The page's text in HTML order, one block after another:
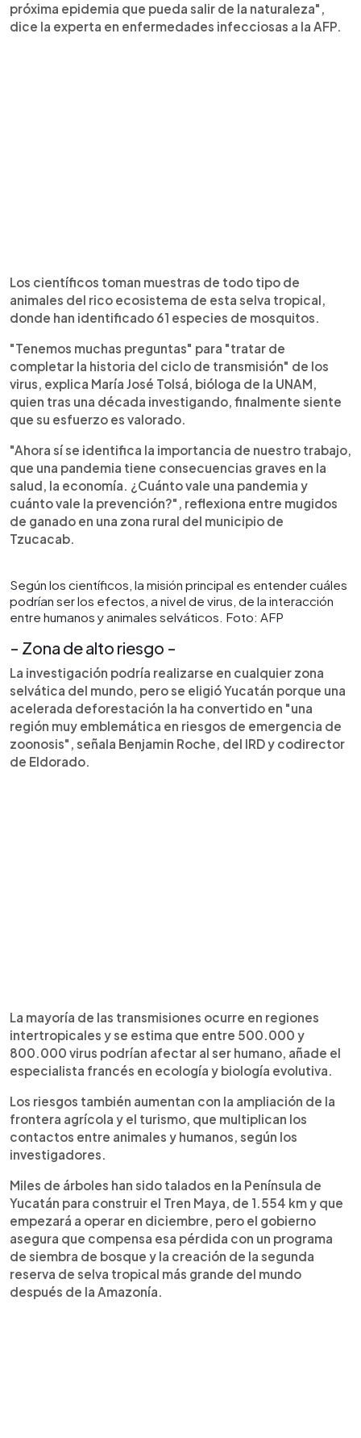
próxima epidemia que pueda salir de la naturaleza",
dice la experta en enfermedades infecciosas a la AFP.
Los científicos toman muestras de todo tipo de
animales del rico ecosistema de esta selva tropical,
donde han identificado 61 especies de mosquitos.
"Tenemos muchas preguntas" para "tratar de
completar la historia del ciclo de transmisión" de los
virus, explica María José Tolsá, bióloga de la UNAM,
quien tras una década investigando, finalmente siente
que su esfuerzo es valorado.
"Ahora sí se identifica la importancia de nuestro trabajo,
que una pandemia tiene consecuencias graves en la
salud, la economía. ¿Cuánto vale una pandemia y
cuánto vale la prevención?", reflexiona entre mugidos
de ganado en una zona rural del municipio de
Tzucacab.
Según los científicos, la misión principal es entender cuáles
podrían ser los efectos, a nivel de virus, de la interacción
entre humanos y animales selváticos. Foto: AFP
- Zona de alto riesgo -
La investigación podría realizarse en cualquier zona
selvática del mundo, pero se eligió Yucatán porque una
acelerada deforestación la ha convertido en "una
región muy emblemática en riesgos de emergencia de
zoonosis", señala Benjamin Roche, del IRD y codirector
de Eldorado.
La mayoría de las transmisiones ocurre en regiones
intertropicales y se estima que entre 500.000 y
800.000 virus podrían afectar al ser humano, añade el
especialista francés en ecología y biología evolutiva.
Los riesgos también aumentan con la ampliación de la
frontera agrícola y el turismo, que multiplican los
contactos entre animales y humanos, según los
investigadores.
Miles de árboles han sido talados en la Península de
Yucatán para construir el Tren Maya, de 1.554 km y que
empezará a operar en diciembre, pero el gobierno
asegura que compensa esa pérdida con un programa
de siembra de bosque y la creación de la segunda
reserva de selva tropical más grande del mundo
después de la Amazonía.